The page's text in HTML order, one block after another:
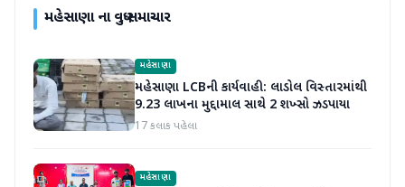
મહેસાણાના વધુ સમાચાર
મહેસાણા
મહેસાણા LCBની કાર્યવાહી: લાડોલ વિસ્તારમાંથી
9.23 લાખના મુદ્દામાલ સાથે 2 શખ્સો ઝડપાયા
17 કલાક પહેલા
મહેસાણા